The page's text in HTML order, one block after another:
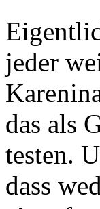
jeder
das als
testen.
dass